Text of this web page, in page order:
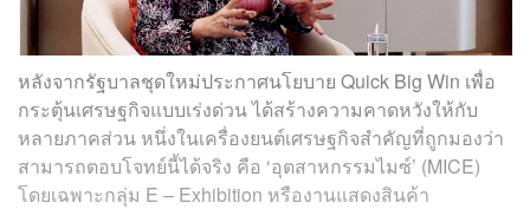
หลังจากรัฐบาลชุดใหม่ประกาศนโยบาย Quick Big Win เพื่อ
กระตุ้นเศรษฐกิจแบบเร่งด่วน ได้สร้างความคาดหวังให้กับ
หลายภาคส่วน หนึ่งในเครื่องยนต์เศรษฐกิจสำคัญที่ถูกมองว่า
สามารถตอบโจทย์นี้ได้จริง คือ ‘อุตสาหกรรมไมซ์’ (MICE)
โดยเฉพาะกลุ่ม E – Exhibition หรืองานแสดงสินค้า